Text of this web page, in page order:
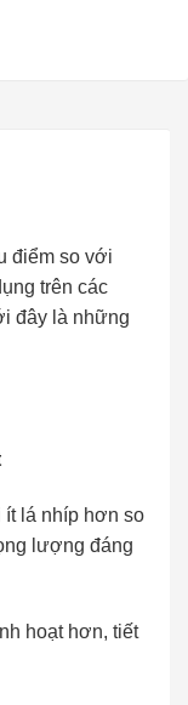
điểm so với
trên các
đây là những
ít lá nhíp hơn so
lượng đáng
hoạt hơn, tiết